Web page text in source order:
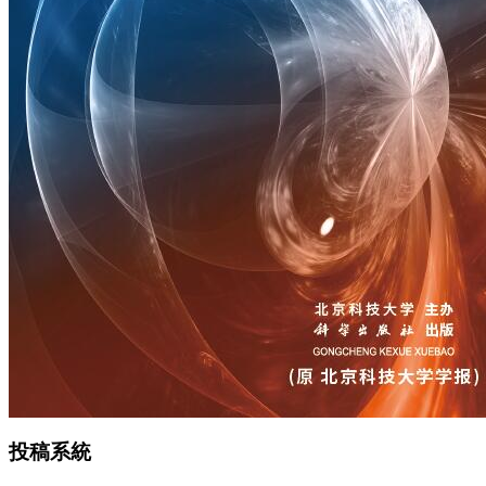
投稿系統